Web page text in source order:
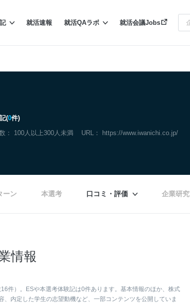
就活速報 就活QAラボ 就活会議Jobs
(0件)
： 100人以上300人未満 URL： https://www.iwanichi.co.jp/
ーン 本選考 口コミ・評価 企業研究
情報
件）。ESや本選考体験記は0件あります。基本情報のほか、株式
内定した学生の志望動機など、一部コンテンツを公開していま